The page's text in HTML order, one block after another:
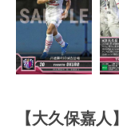
【大久保嘉人